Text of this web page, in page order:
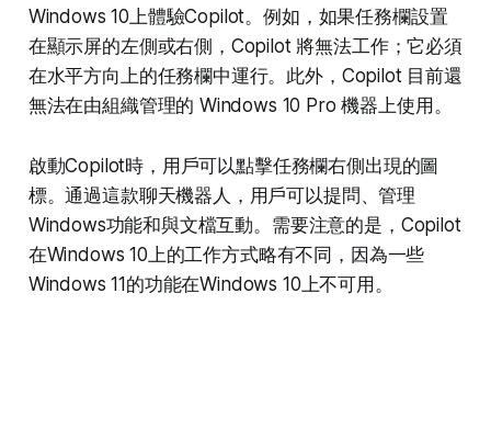
Windows 10上體驗Copilot。例如，如果任務欄設置
在顯示屏的左側或右側，Copilot 將無法工作；它必須
在水平方向上的任務欄中運行。此外，Copilot 目前還
無法在由組織管理的 Windows 10 Pro 機器上使用。
啟動Copilot時，用戶可以點擊任務欄右側出現的圖
標。通過這款聊天機器人，用戶可以提問、管理
Windows功能和與文檔互動。需要注意的是，Copilot
在Windows 10上的工作方式略有不同，因為一些
Windows 11的功能在Windows 10上不可用。​